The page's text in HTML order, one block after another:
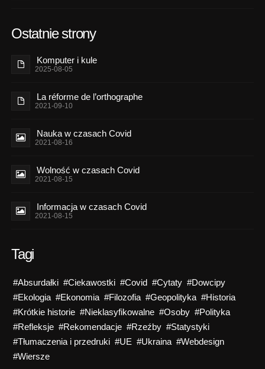
Ostatnie strony
Komputer i kule
2025-08-05
La réforme de l’orthographe
2021-09-10
Nauka w czasach Covid
2021-08-16
Wolność w czasach Covid
2021-08-15
Informacja w czasach Covid
2021-08-15
Tagi
#Absurdałki #Ciekawostki #Covid #Cytaty #Dowcipy
#Ekologia #Ekonomia #Filozofia #Geopolityka #Historia
#Krótkie historie #Nieklasyfikowalne #Osoby #Polityka
#Refleksje #Rekomendacje #Rzeźby #Statystyki
#Tłumaczenia i przedruki #UE #Ukraina #Webdesign
#Wiersze